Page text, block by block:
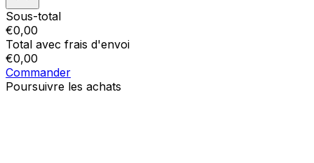
Sous-total
€0,00
Total avec frais d'envoi
€0,00
Commander
Poursuivre les achats